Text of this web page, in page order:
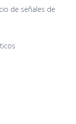
de señales de